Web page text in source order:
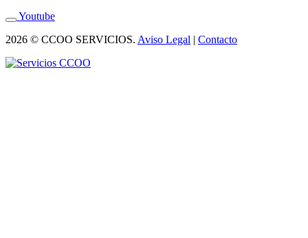
Youtube
2026 © CCOO SERVICIOS. Aviso Legal | Contacto